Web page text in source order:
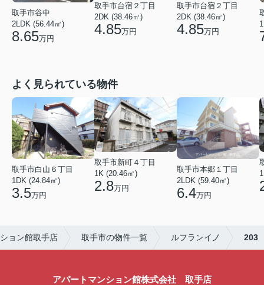
取手市谷中
2LDK (56.44㎡)
8.65万円
取手市台宿２丁目
2DK (38.46㎡)
4.85万円
取手市台宿２丁目
2DK (38.46㎡)
4.85万円
よく見られている物件
取手市白山６丁目
1DK (24.84㎡)
3.5万円
取手市新町４丁目
1K (20.46㎡)
2.8万円
取手市本郷１丁目
2LDK (59.40㎡)
6.4万円
ョン館取手店 取手市の物件一覧 ルフランイノ 203
アパートマンション館株式会社 取手店